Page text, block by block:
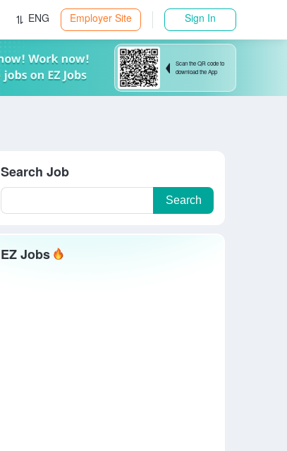
ENG Employer Site Sign In
Scan the QR code to
download the App
Search Job
Search
EZ Jobs